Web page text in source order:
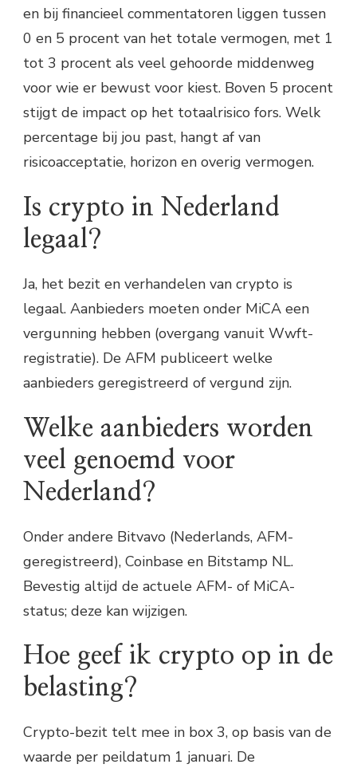
en bij financieel commentatoren liggen tussen
0 en 5 procent van het totale vermogen, met 1
tot 3 procent als veel gehoorde middenweg
voor wie er bewust voor kiest. Boven 5 procent
stijgt de impact op het totaalrisico fors. Welk
percentage bij jou past, hangt af van
risicoacceptatie, horizon en overig vermogen.
Is crypto in Nederland
legaal?
Ja, het bezit en verhandelen van crypto is
legaal. Aanbieders moeten onder MiCA een
vergunning hebben (overgang vanuit Wwft-
registratie). De AFM publiceert welke
aanbieders geregistreerd of vergund zijn.
Welke aanbieders worden
veel genoemd voor
Nederland?
Onder andere Bitvavo (Nederlands, AFM-
geregistreerd), Coinbase en Bitstamp NL.
Bevestig altijd de actuele AFM- of MiCA-
status; deze kan wijzigen.
Hoe geef ik crypto op in de
belasting?
Crypto-bezit telt mee in box 3, op basis van de
waarde per peildatum 1 januari. De